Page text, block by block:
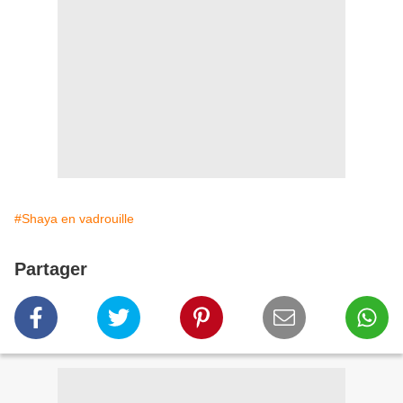
#Shaya en vadrouille
Partager